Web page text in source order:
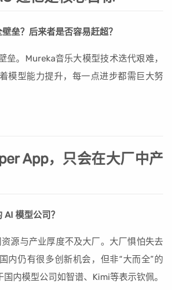
垒？后来者是否容易赶超？
垒。Mureka音乐大模型技术迭代艰难，
模型能力提升，每一点进步都需巨大努
App，只会在大厂中产
模型公司？
源与产业厚度不及大厂。大厂惧怕失去
内仍有很多创新机会，但非“大而全”的
内模型公司如智谱、Kimi等表示钦佩。